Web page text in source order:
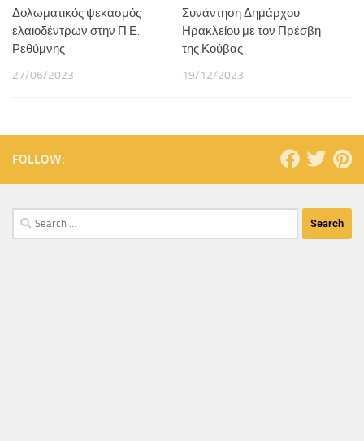
Δολωματικός ψεκασμός
ελαιοδέντρων στην Π.Ε.
Ρεθύμνης
27/06/2023
Συνάντηση Δημάρχου
Ηρακλείου με τον Πρέσβη
της Κούβας
19/12/2023
FOLLOW: